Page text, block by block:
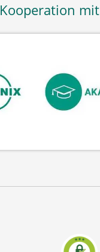
Kooperation mit